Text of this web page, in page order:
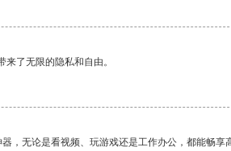
了无限的隐私和自由。
，无论是看视频、玩游戏还是工作办公，都能畅享